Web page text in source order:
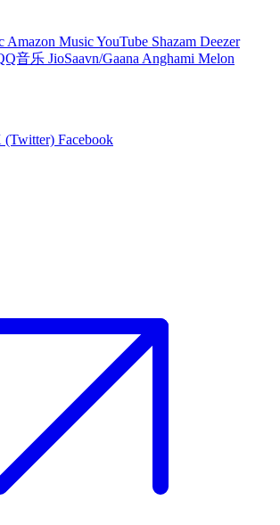
Amazon MusicYouTube Shazam Deezer
音乐 JioSaavn/Gaana Anghami Melon
(Twitter) Facebook